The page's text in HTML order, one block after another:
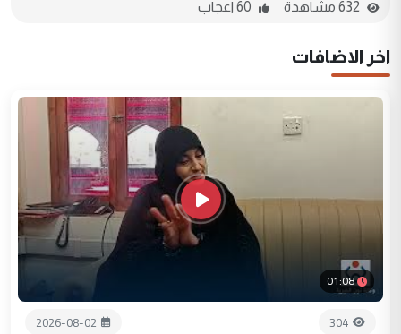
اخر الاضافات
01:08
304
2026-08-02